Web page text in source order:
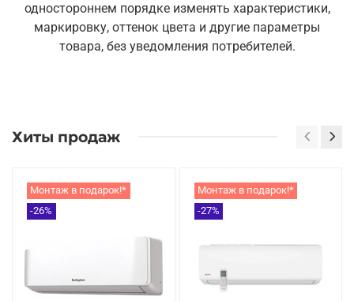
одностороннем порядке изменять характеристики,
маркировку, оттенок цвета и другие параметры
товара, без уведомления потребителей.
Хиты продаж
Монтаж в подарок!*
-26%
Монтаж в подарок!*
-27%